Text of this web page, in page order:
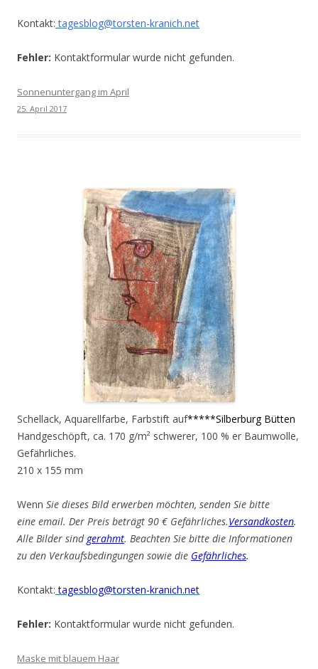
Kontakt: tagesblog@torsten-kranich.net
Fehler: Kontaktformular wurde nicht gefunden.
Sonnenuntergang im April
25. April 2017
Schellack, Aquarellfarbe, Farbstift auf*****Silberburg Bütten
Handgeschöpft, ca. 170 g/m² schwerer, 100 % er Baumwolle,
Gefährliches.
210 x 155 mm
Wenn Sie dieses Bild erwerben möchten, senden Sie bitte
eine email. Der Preis beträgt 90 € Gefährliches.Versandkosten.
Alle Bilder sind gerahmt. Beachten Sie bitte die Informationen
zu den Verkaufsbedingungen sowie die Gefährliches.
Kontakt: tagesblog@torsten-kranich.net
Fehler: Kontaktformular wurde nicht gefunden.
Maske mit blauem Haar